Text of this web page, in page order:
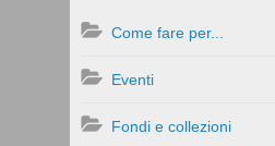
Come fare per...
Eventi
Fondi e collezioni